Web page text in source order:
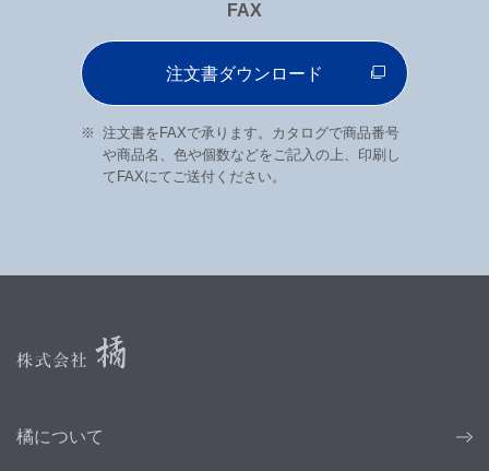
FAX
注文書ダウンロード
注文書をFAXで承ります。カタログで商品番号
や商品名、色や個数などをご記入の上、印刷し
てFAXにてご送付ください。
橘について